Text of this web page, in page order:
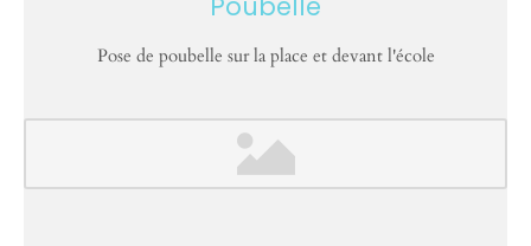
Pose de poubelle sur la place et devant l'école